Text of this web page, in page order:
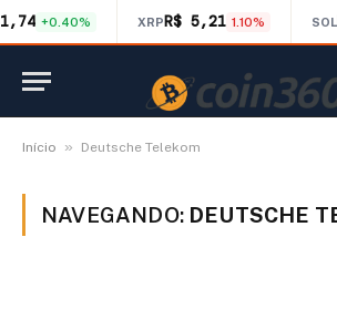
+0.40% XRPR$ 5,21 1.10% SOL
Início » Deutsche Telekom
NAVEGANDO: DEUTSCHE